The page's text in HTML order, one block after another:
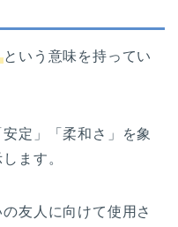
という意味を持ってい
定」「柔和さ」を象
ます。
友人に向けて使用さ